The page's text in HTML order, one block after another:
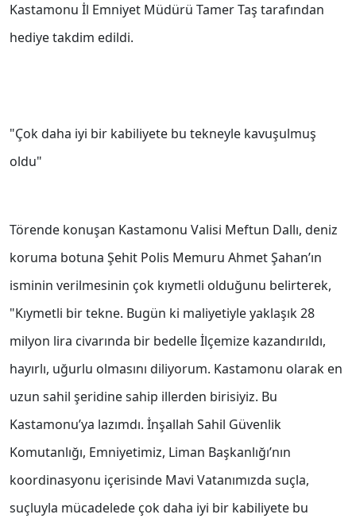
Kastamonu İl Emniyet Müdürü Tamer Taş tarafından
hediye takdim edildi.
"Çok daha iyi bir kabiliyete bu tekneyle kavuşulmuş
oldu"
Törende konuşan Kastamonu Valisi Meftun Dallı, deniz
koruma botuna Şehit Polis Memuru Ahmet Şahan’ın
isminin verilmesinin çok kıymetli olduğunu belirterek,
"Kıymetli bir tekne. Bugün ki maliyetiyle yaklaşık 28
milyon lira civarında bir bedelle İlçemize kazandırıldı,
hayırlı, uğurlu olmasını diliyorum. Kastamonu olarak en
uzun sahil şeridine sahip illerden birisiyiz. Bu
Kastamonu’ya lazımdı. İnşallah Sahil Güvenlik
Komutanlığı, Emniyetimiz, Liman Başkanlığı’nın
koordinasyonu içerisinde Mavi Vatanımızda suçla,
suçluyla mücadelede çok daha iyi bir kabiliyete bu